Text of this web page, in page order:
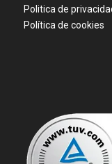
Politica de
Política de cookies